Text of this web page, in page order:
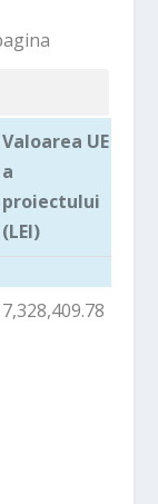
Valoarea UE
a
proiectului
(LEI)
Valoarea UE
a
7,328,409.78